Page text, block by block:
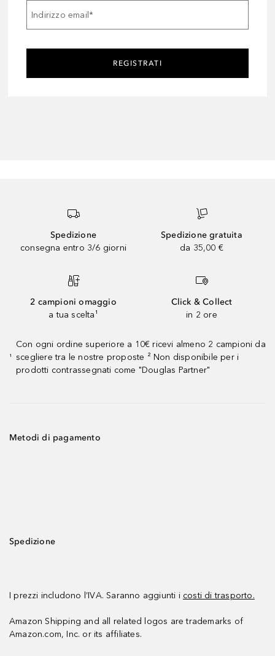
Indirizzo email *
REGISTRATI
Spedizione
consegna entro 3/6 giorni
Spedizione gratuita
da 35,00 €
2 campioni omaggio
a tua scelta¹
Click & Collect
in 2 ore
¹
Con ogni ordine superiore a 10€ ricevi almeno 2 campioni da
scegliere tra le nostre proposte ² Non disponibile per i
prodotti contrassegnati come "Douglas Partner"
Metodi di pagamento
Spedizione
I prezzi includono l’IVA. Saranno aggiunti i costi di trasporto.
Amazon Shipping and all related logos are trademarks of
Amazon.com, Inc. or its affiliates.